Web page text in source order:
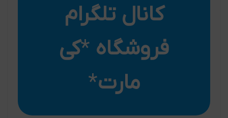
کانال تلگرام
فروشگاه *کی
مارت*